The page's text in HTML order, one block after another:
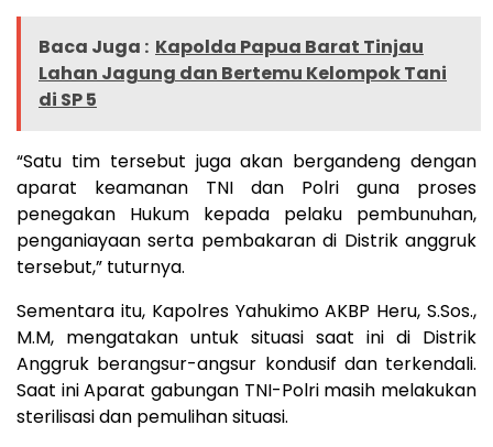
Baca Juga : Kapolda Papua Barat Tinjau
Lahan Jagung dan Bertemu Kelompok Tani
di SP 5
“Satu tim tersebut juga akan bergandeng dengan
aparat keamanan TNI dan Polri guna proses
penegakan Hukum kepada pelaku pembunuhan,
penganiayaan serta pembakaran di Distrik anggruk
tersebut,” tuturnya.
Sementara itu, Kapolres Yahukimo AKBP Heru, S.Sos.,
M.M, mengatakan untuk situasi saat ini di Distrik
Anggruk berangsur-angsur kondusif dan terkendali.
Saat ini Aparat gabungan TNI-Polri masih melakukan
sterilisasi dan pemulihan situasi.